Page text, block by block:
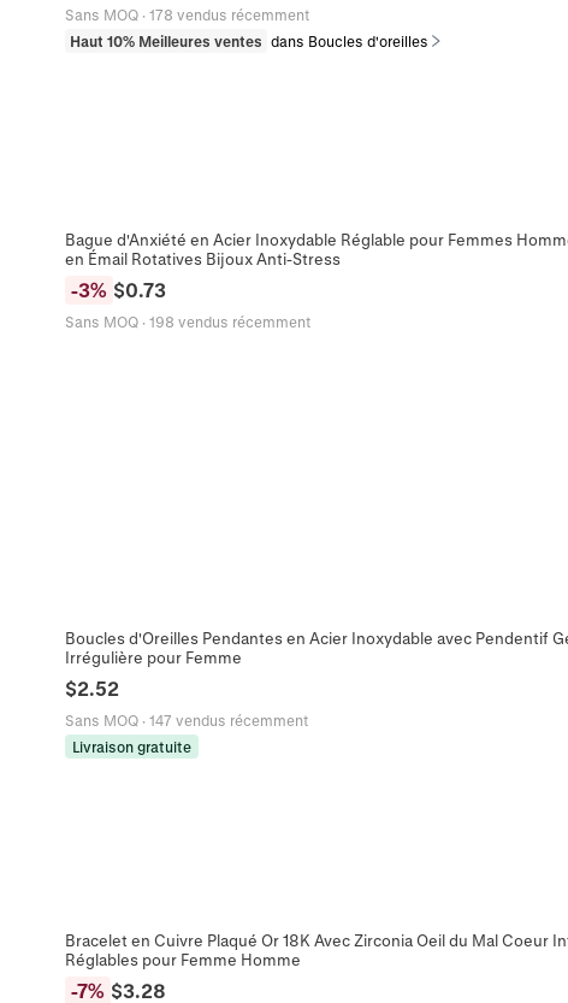
Sans MOQ· 178 vendus récemment
Haut 10% Meilleures ventes dans Boucles d'oreilles
Bague d'Anxiété en Acier Inoxydable Réglable pour Femmes
en Émail Rotatives Bijoux Anti-Stress
-3% $0.73
Sans MOQ· 198 vendus récemment
Boucles d'Oreilles Pendantes en Acier Inoxydable avec Pendentif
Irrégulière pour Femme
$2.52
Sans MOQ· 147 vendus récemment
Livraison gratuite
Bracelet en Cuivre Plaqué Or 18K Avec Zirconia Oeil du Mal Coeur
Réglables pour Femme Homme
-7% $3.28